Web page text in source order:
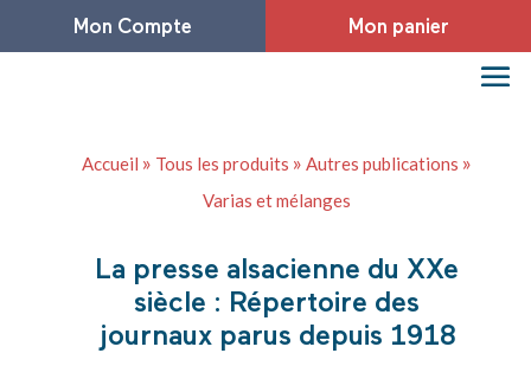
Mon Compte Mon panier
Accueil » Tous les produits »Autres publications »
Varias et mélanges
La presse alsacienne du XXe
siècle : Répertoire des
journaux parus depuis 1918